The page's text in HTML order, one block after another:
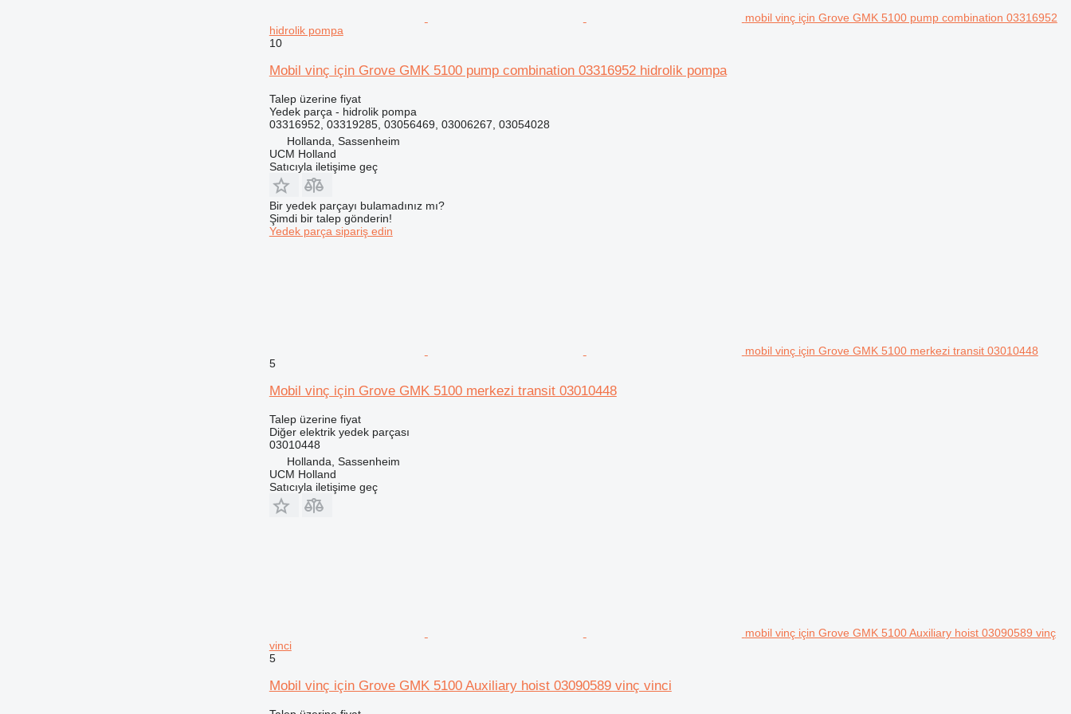
mobil vinç için Grove GMK 5100 pump combination 03316952
hidrolik pompa
10
Mobil vinç için Grove GMK 5100 pump combination 03316952 hidrolik pompa
Talep üzerine fiyat
Yedek parça - hidrolik pompa
03316952, 03319285, 03056469, 03006267, 03054028
Hollanda, Sassenheim
UCM Holland
Satıcıyla iletişime geç
Bir yedek parçayı bulamadınız mı?
Şimdi bir talep gönderin!
Yedek parça sipariş edin
mobil vinç için Grove GMK 5100 merkezi transit 03010448
5
Mobil vinç için Grove GMK 5100 merkezi transit 03010448
Talep üzerine fiyat
Diğer elektrik yedek parçası
03010448
Hollanda, Sassenheim
UCM Holland
Satıcıyla iletişime geç
mobil vinç için Grove GMK 5100 Auxiliary hoist 03090589 vinç
vinci
5
Mobil vinç için Grove GMK 5100 Auxiliary hoist 03090589 vinç vinci